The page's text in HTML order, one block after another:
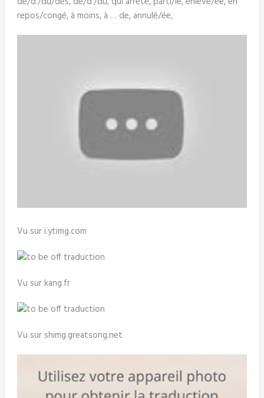
repos/congé, à moins, à … de, annulé/ée,
Vu sur i.ytimg.com
Vu sur kang.fr
Vu sur shimg.greatsong.net